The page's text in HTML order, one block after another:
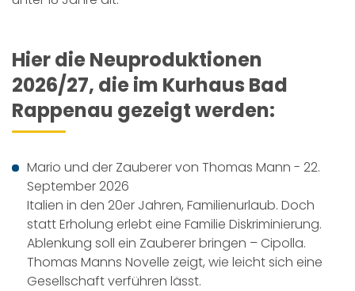
Hier die Neuproduktionen
2026/27, die im Kurhaus Bad
Rappenau gezeigt werden:
Mario und der Zauberer von Thomas Mann - 22.
September 2026
Italien in den 20er Jahren, Familienurlaub. Doch
statt Erholung erlebt eine Familie Diskriminierung.
Ablenkung soll ein Zauberer bringen – Cipolla.
Thomas Manns Novelle zeigt, wie leicht sich eine
Gesellschaft verführen lässt.